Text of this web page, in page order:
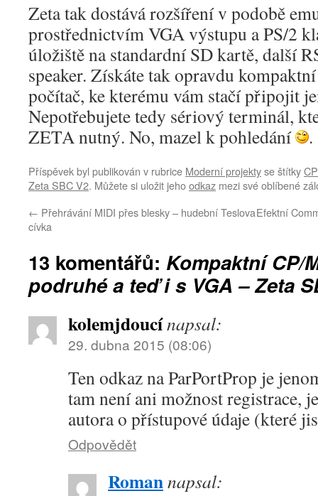
Zeta tak dostává rozšíření v podobě
prostřednictvím VGA výstupu a PS/2
úložiště na standardní SD kartě, další
speaker. Získáte tak opravdu
počítač, ke kterému vám stačí připojit
Nepotřebujete tedy sériový terminál,
ZETA nutný. No, mazel k pohledání
.
Příspěvek byl publikován v rubrice Moderní projektyse štítky
Zeta SBC V2. Můžete si uložit jehoodkaz mezi své oblíbené
← Přehrávání MIDI přes blesky – hudební Teslova
cívka
Efektní
13 komentářů: Kompaktní CP/
podruhé a teď i s VGA – Zeta
kolemjdoucínapsal:
29. dubna 2015 (08:06)
Ten odkaz na ParPortProp je
tam není ani možnost registrace,
autora o přístupové údaje (které
Odpovědět
Romannapsal: